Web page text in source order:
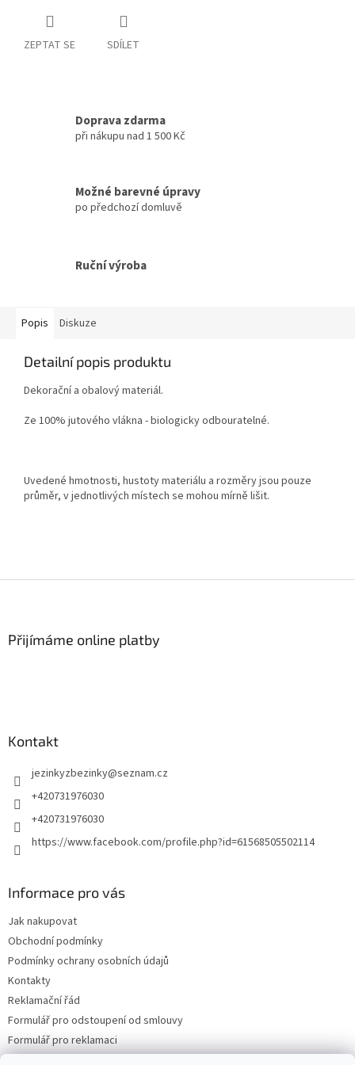
ZEPTAT SE SDÍLET
Doprava zdarma
při nákupu nad 1 500 Kč
Možné barevné úpravy
po předchozí domluvě
Ruční výroba
Popis Diskuze
Detailní popis produktu
Dekorační a obalový materiál.
Ze 100% jutového vlákna - biologicky odbouratelné.
Uvedené hmotnosti, hustoty materiálu a rozměry jsou pouze
průměr, v jednotlivých místech se mohou mírně lišit.
Přijímáme online platby
Kontakt
jezinkyzbezinky@seznam.cz
+420731976030
+420731976030
https://www.facebook.com/profile.php?id=61568505502114
Informace pro vás
Jak nakupovat
Obchodní podmínky
Podmínky ochrany osobních údajů
Kontakty
Reklamační řád
Formulář pro odstoupení od smlouvy
Formulář pro reklamaci